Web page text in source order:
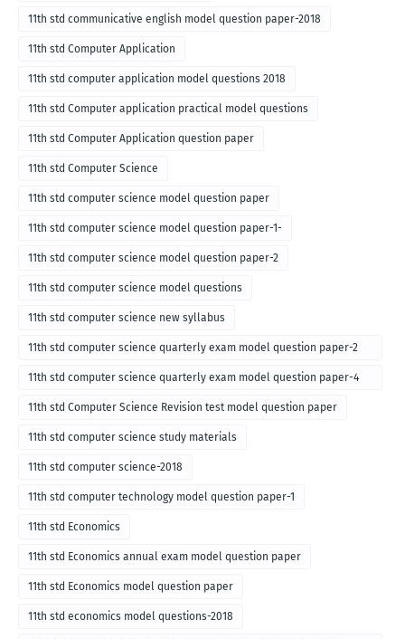
11th std communicative english model question paper-2018
11th std Computer Application
11th std computer application model questions 2018
11th std Computer application practical model questions
11th std Computer Application question paper
11th std Computer Science
11th std computer science model question paper
11th std computer science model question paper-1-
11th std computer science model question paper-2
11th std computer science model questions
11th std computer science new syllabus
11th std computer science quarterly exam model question paper-2
for english medium-2018
11th std computer science quarterly exam model question paper-4
for English medium-2018
11th std Computer Science Revision test model question paper
11th std computer science study materials
11th std computer science-2018
11th std computer technology model question paper-1
11th std Economics
11th std Economics annual exam model question paper
11th std Economics model question paper
11th std economics model questions-2018